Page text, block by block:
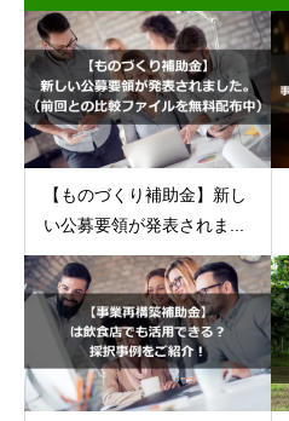
【ものづくり補助金】新し
い公募要領が発表されま...